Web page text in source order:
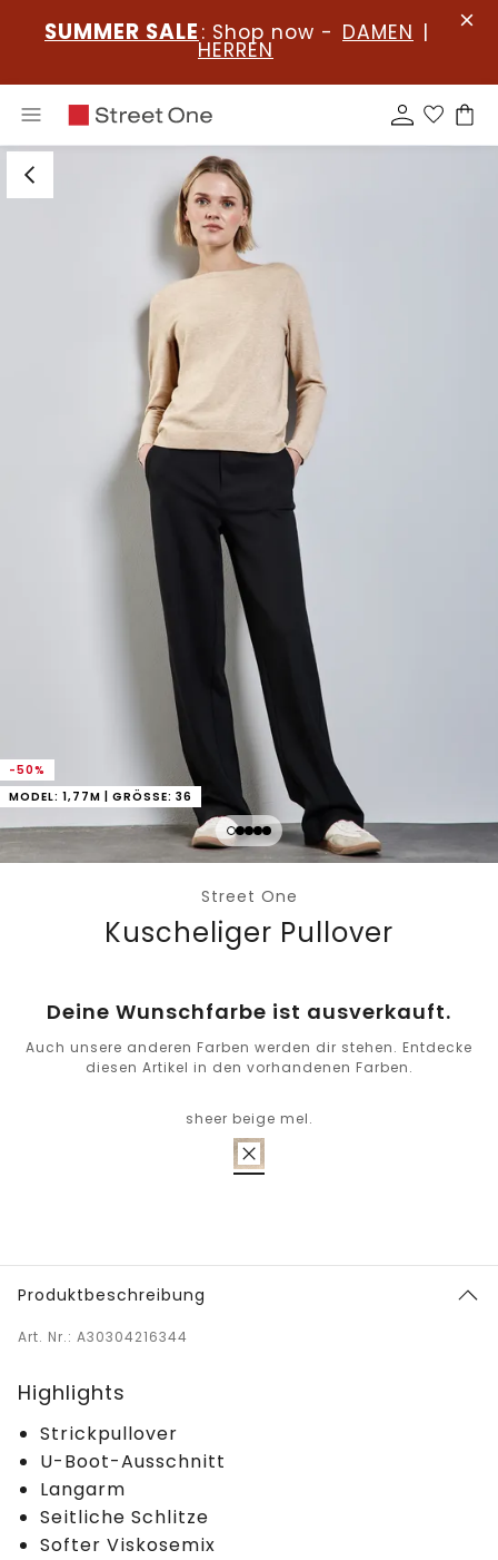
SUMMER SALE : Shop now - DAMEN |
HERREN
-50%
MODEL: 1,77M | GRÖSSE: 36
Street One
Kuscheliger Pullover
Deine Wunschfarbe ist ausverkauft.
Auch unsere anderen Farben werden dir stehen. Entdecke
diesen Artikel in den vorhandenen Farben.
sheer beige mel.
Produktbeschreibung
Art. Nr.: A30304216344
Highlights
Strickpullover
U-Boot-Ausschnitt
Langarm
Seitliche Schlitze
Softer Viskosemix